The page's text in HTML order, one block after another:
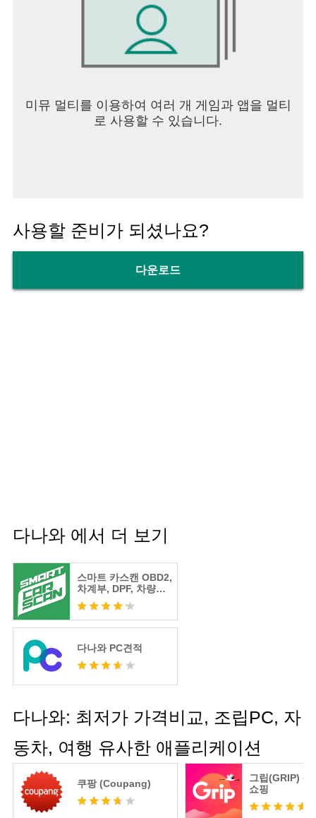
미뮤 멀티를 이용하여 여러 개 게임과 앱을 멀티
로 사용할 수 있습니다.
사용할 준비가 되셨나요?
다운로드
다나와 에서 더 보기
스마트 카스캔 OBD2,
차계부, DPF, 차량관
리
다나와 PC견적
다나와: 최저가 가격비교, 조립PC, 자
동차, 여행 유사한 애플리케이션
쿠팡 (Coupang)
그립(GRIP) -
쇼핑